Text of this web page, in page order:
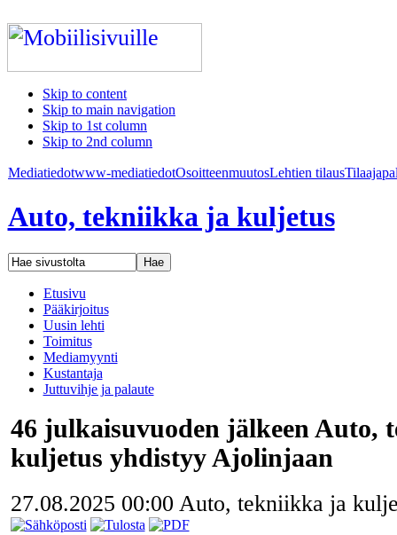
Skip to content
Skip to main navigation
Skip to 1st column
Skip to 2nd column
Mediatiedotwww-mediatiedotOsoitteenmuutosLehtien tilaus
Auto, tekniikka ja kuljetus
Etusivu
Pääkirjoitus
Uusin lehti
Toimitus
Mediamyynti
Kustantaja
Juttuvihje ja palaute
46 julkaisuvuoden jälkeen Auto,
kuljetus yhdistyy Ajolinjaan
27.08.2025 00:00 Auto, tekniikka ja